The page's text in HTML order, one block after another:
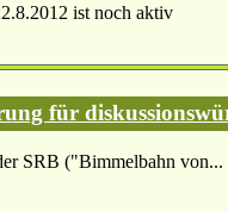
ist noch aktiv
für
SRB ("Bimmelbahn von...